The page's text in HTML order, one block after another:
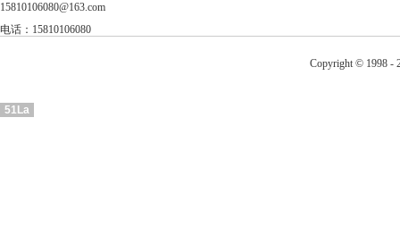
15810106080@163.com
电话：15810106080
Copyright © 1998 -
51La